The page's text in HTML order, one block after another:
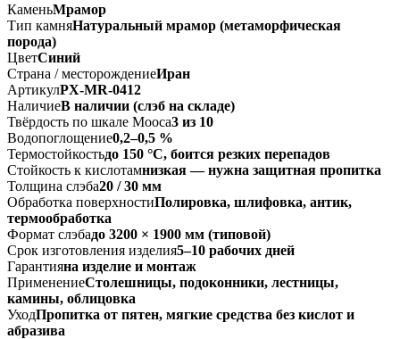
КаменьМрамор
Тип камняНатуральный мрамор (метаморфическая
порода)
ЦветСиний
Страна / месторождениеИран
АртикулPX-MR-0412
НаличиеВ наличии (слэб на складе)
Твёрдость по шкале Мооса3 из 10
Водопоглощение0,2–0,5 %
Термостойкостьдо 150 °C, боится резких перепадов
Стойкость к кислотамнизкая — нужна защитная пропитка
Толщина слэба20 / 30 мм
Обработка поверхностиПолировка, шлифовка, антик,
термообработка
Формат слэбадо 3200 × 1900 мм (типовой)
Срок изготовления изделия5–10 рабочих дней
Гарантияна изделие и монтаж
ПрименениеСтолешницы, подоконники, лестницы,
камины, облицовка
УходПропитка от пятен, мягкие средства без кислот и
абразива